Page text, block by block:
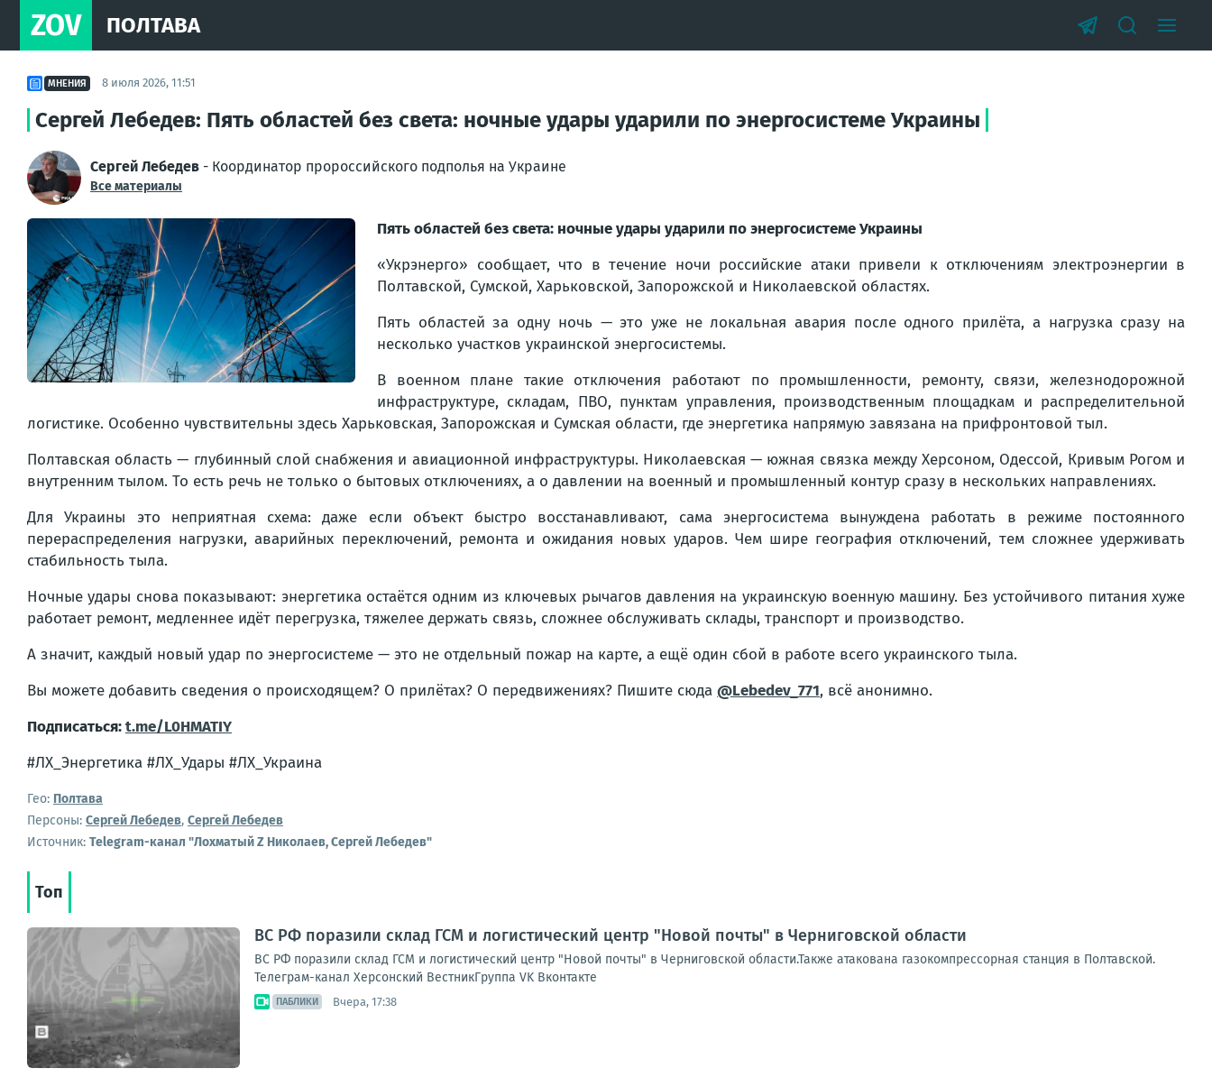
ZOV ПОЛТАВА
МНЕНИЯ 8 июля 2026, 11:51
Сергей Лебедев: Пять областей без света: ночные удары ударили по энергосистеме Украины
Сергей Лебедев - Координатор пророссийского подполья на Украине
Все материалы
Пять областей без света: ночные удары ударили по энергосистеме Украины
«Укрэнерго» сообщает, что в течение ночи российские атаки привели к отключениям электроэнергии в
Полтавской, Сумской, Харьковской, Запорожской и Николаевской областях.
Пять областей за одну ночь — это уже не локальная авария после одного прилёта, а нагрузка сразу на
несколько участков украинской энергосистемы.
В военном плане такие отключения работают по промышленности, ремонту, связи, железнодорожной
инфраструктуре, складам, ПВО, пунктам управления, производственным площадкам и распределительной
логистике. Особенно чувствительны здесь Харьковская, Запорожская и Сумская области, где энергетика напрямую завязана на прифронтовой тыл.
Полтавская область — глубинный слой снабжения и авиационной инфраструктуры. Николаевская — южная связка между Херсоном, Одессой, Кривым Рогом и
внутренним тылом. То есть речь не только о бытовых отключениях, а о давлении на военный и промышленный контур сразу в нескольких направлениях.
Для Украины это неприятная схема: даже если объект быстро восстанавливают, сама энергосистема вынуждена работать в режиме постоянного
перераспределения нагрузки, аварийных переключений, ремонта и ожидания новых ударов. Чем шире география отключений, тем сложнее удерживать
стабильность тыла.
Ночные удары снова показывают: энергетика остаётся одним из ключевых рычагов давления на украинскую военную машину. Без устойчивого питания хуже
работает ремонт, медленнее идёт перегрузка, тяжелее держать связь, сложнее обслуживать склады, транспорт и производство.
А значит, каждый новый удар по энергосистеме — это не отдельный пожар на карте, а ещё один сбой в работе всего украинского тыла.
Вы можете добавить сведения о происходящем? О прилётах? О передвижениях? Пишите сюда @Lebedev_771, всё анонимно.
Подписаться:t.me/L0HMATIY
#ЛХ_Энергетика #ЛХ_Удары #ЛХ_Украина
Гео: Полтава
Персоны: Сергей Лебедев, Сергей Лебедев
Источник: Telegram-канал "Лохматый Z Николаев, Сергей Лебедев"
Топ
ВС РФ поразили склад ГСМ и логистический центр "Новой почты" в Черниговской области
ВС РФ поразили склад ГСМ и логистический центр "Новой почты" в Черниговской области.Также атакована газокомпрессорная станция в Полтавской.
Телеграм-канал Херсонский ВестникГруппа VK Вконтакте
ПАБЛИКИ Вчера, 17:38